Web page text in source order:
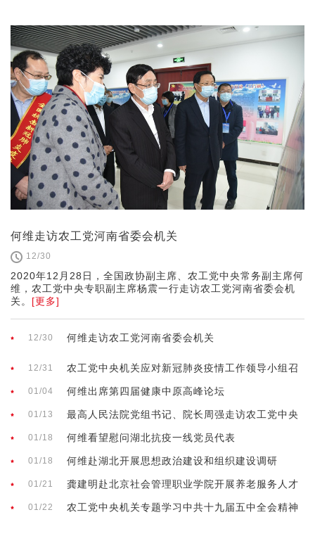
何维走访农工党河南省委会机关
12/30
2020年12月28日，全国政协副主席、农工党中央常务副主席何
维，农工党中央专职副主席杨震一行走访农工党河南省委会机
关。 [更多]
12/30 何维走访农工党河南省委会机关
12/31 农工党中央机关应对新冠肺炎疫情工作领导小组召
开第21次会议
01/04 何维出席第四届健康中原高峰论坛
01/13 最高人民法院党组书记、院长周强走访农工党中央
机关
01/18 何维看望慰问湖北抗疫一线党员代表
01/18 何维赴湖北开展思想政治建设和组织建设调研
01/21 龚建明赴北京社会管理职业学院开展养老服务人才
培养相关调研
01/22 农工党中央机关专题学习中共十九届五中全会精神